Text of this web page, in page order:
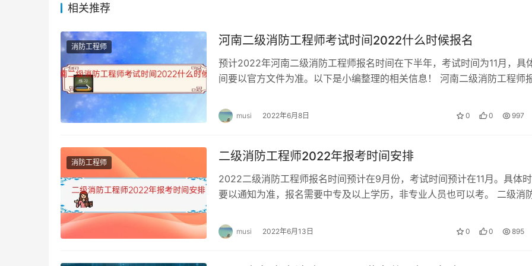
集体申报：考生在培训学校报名后再由培训学校统一到鉴定站申报鉴定；
直接申报：符合直接申报条件的考生按要求到鉴定站直接申报鉴定。
3、资格审查：鉴定站对考生报名材料进行资格审查。
4、考务费缴纳：资格审查合格的考生应根据当地的缴费方式缴纳相应报名费。
相关推荐
消防工程师 河南二级消防工程师考试时间2022什么时候报名
预计2022年河南二级消防工程师报名时间在下半年，考试时间为11月，具
间要以官方文件为准。以下是小编整理的相关信息！ 河南二级消防工程师
musi 2022年6月8日 0 0 997
消防工程师 二级消防工程师2022年报考时间安排
2022二级消防工程师报名时间预计在9月份，考试时间预计在11月。具体
要以通知为准，报名需要中专及以上学历，非专业人员也可以考。 二级消
musi 2022年6月13日 0 0 895